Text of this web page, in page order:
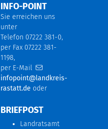
INFO-POINT
Sie erreichen uns
unter
Telefon 07222 381-0,
per Fax 07222 381-
1198,
per E-Mail
infopoint@landkreis-
rastatt.de oder
BRIEFPOST
Landratsamt